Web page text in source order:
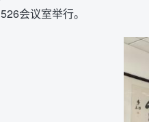
526会议室举行。